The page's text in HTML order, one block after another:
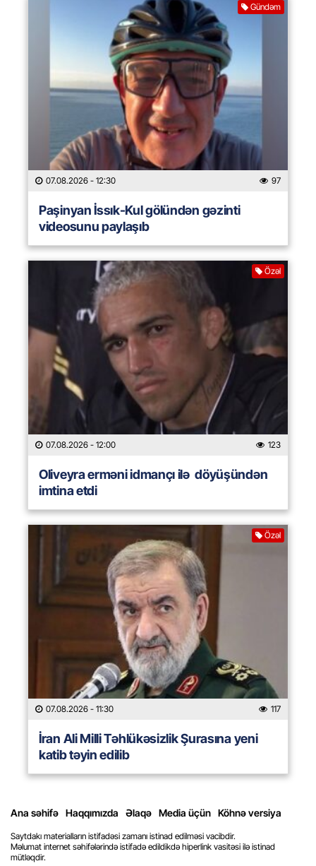
Gündəm
07.08.2026 - 12:30 97
Paşinyan İssık-Kul gölündən gəzinti
videosunu paylaşıb
Özəl
07.08.2026 - 12:00 123
Oliveyra erməni idmançı ilə döyüşündən
imtina etdi
Özəl
07.08.2026 - 11:30 117
İran Ali Milli Təhlükəsizlik Şurasına yeni
katib təyin edilib
Ana səhifə Haqqımızda Əlaqə Media üçün Köhnə versiya
Saytdakı materialların istifadəsi zamanı istinad edilməsi vacibdir.
Məlumat internet səhifələrində istifadə edildikdə hiperlink vasitəsi ilə istinad
mütləqdir.